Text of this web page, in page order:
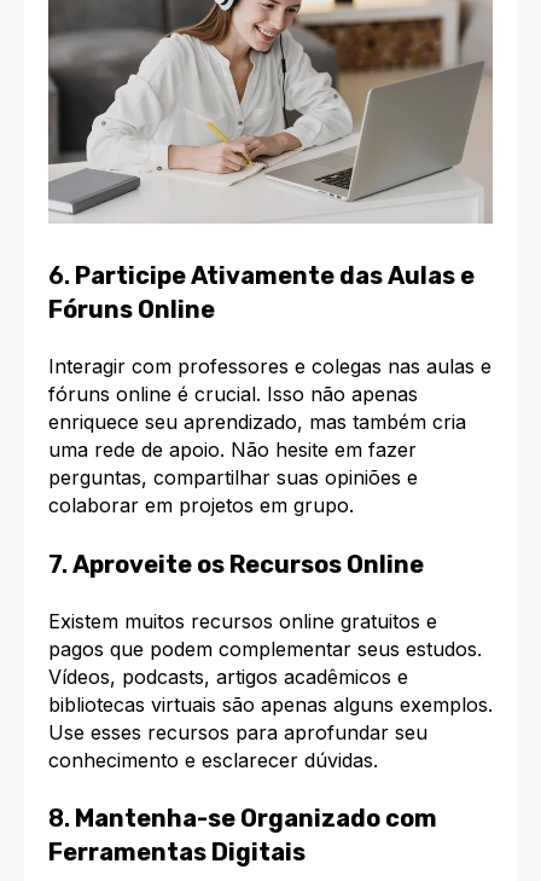
6. Participe Ativamente das Aulas e
Fóruns Online
Interagir com professores e colegas nas aulas e
fóruns online é crucial. Isso não apenas
enriquece seu aprendizado, mas também cria
uma rede de apoio. Não hesite em fazer
perguntas, compartilhar suas opiniões e
colaborar em projetos em grupo.
7. Aproveite os Recursos Online
Existem muitos recursos online gratuitos e
pagos que podem complementar seus estudos.
Vídeos, podcasts, artigos acadêmicos e
bibliotecas virtuais são apenas alguns exemplos.
Use esses recursos para aprofundar seu
conhecimento e esclarecer dúvidas.
8. Mantenha-se Organizado com
Ferramentas Digitais